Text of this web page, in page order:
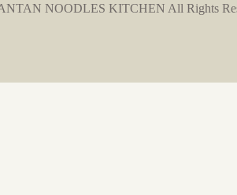
NOODLES KITCHEN All Rights